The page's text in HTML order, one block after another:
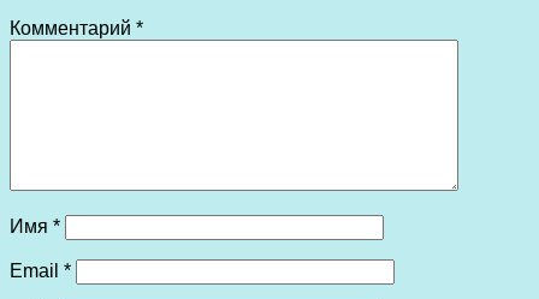
Комментарий *
Имя *
Email *